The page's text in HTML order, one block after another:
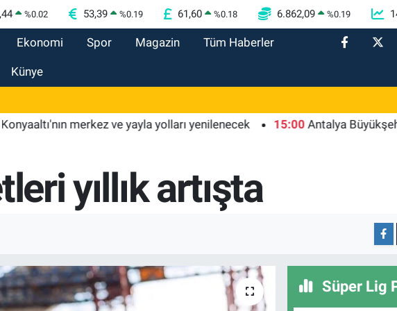
%0.02 53,39 %0.19 61,60 %0.18 6.862,09 %0.19
Ekonomi Spor Magazin Tüm Haberler
Künye
merkez ve yayla yolları yenilenecek 15:00 Antalya Büyükşehir zor
yıllık artışta
Süper Lig